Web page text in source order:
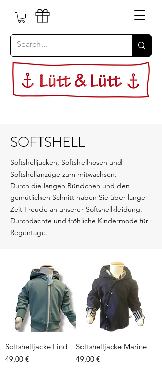
SOFTSHELL
Softshelljacken, Softshellhosen und
Softshellanzüge zum mitwachsen.
Durch die langen Bündchen und den
gemütlichen Schnitt haben Sie über lange
Zeit Freude an unserer Softshellkleidung.
Durchdachte und fröhliche Kindermode für
Regentage.
Softshelljacke Lind
Preis
49,00 €
Softshelljacke Marine
Preis
49,00 €